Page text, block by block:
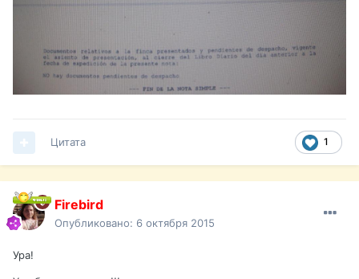
1
Цитата
Firebird
Опубликовано: 6 октября 2015
Ура!